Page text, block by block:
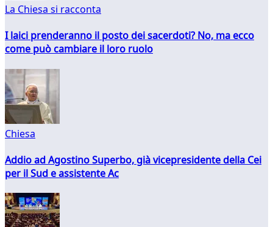
La Chiesa si racconta
I laici prenderanno il posto dei sacerdoti? No, ma ecco
come può cambiare il loro ruolo
Chiesa
Addio ad Agostino Superbo, già vicepresidente della Cei
per il Sud e assistente Ac